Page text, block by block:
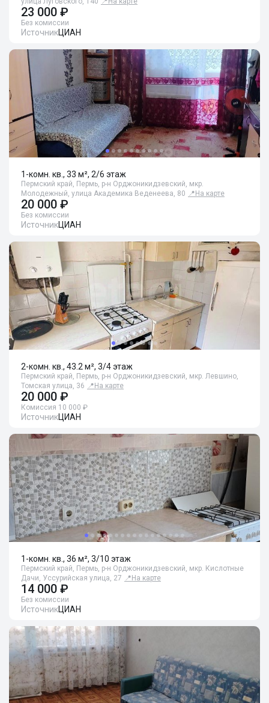
23 000 ₽
Без комиссии
ИсточникЦИАН
1-комн. кв., 33 м², 2/6 этаж
Пермский край, Пермь, р-н Орджоникидзевский, мкр.
Молодежный, улица Академика Веденеева, 80 📍 На карте
20 000 ₽
Без комиссии
ИсточникЦИАН
2-комн. кв., 43.2 м², 3/4 этаж
Пермский край, Пермь, р-н Орджоникидзевский, мкр. Левшино,
Томская улица, 36 📍 На карте
20 000 ₽
Комиссия 10 000 ₽
ИсточникЦИАН
1-комн. кв., 36 м², 3/10 этаж
Пермский край, Пермь, р-н Орджоникидзевский, мкр. Кислотные
Дачи, Уссурийская улица, 27 📍 На карте
14 000 ₽
Без комиссии
ИсточникЦИАН